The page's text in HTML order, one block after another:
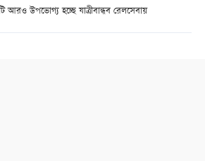
আরও উপভোগ্য হচ্ছে যাত্রীবান্ধব রেলসেবায়